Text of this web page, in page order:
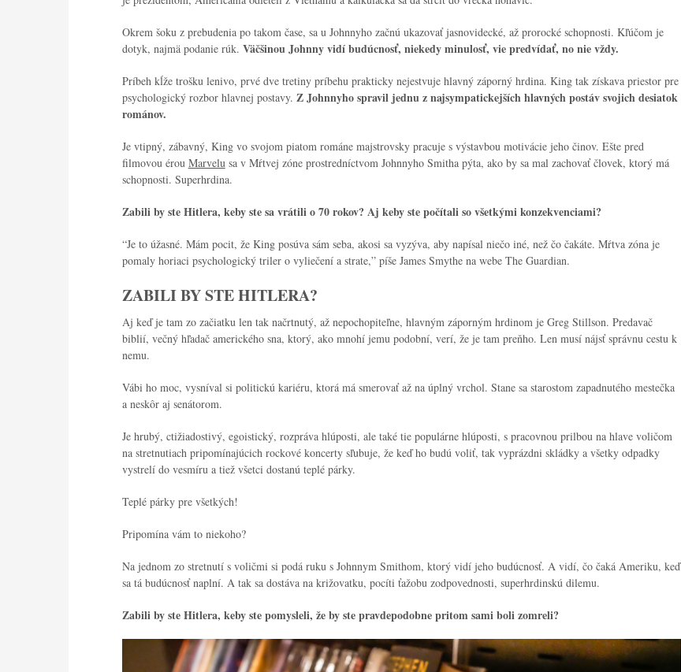
Okrem šoku z prebudenia po takom čase, sa u Johnnyho začnú ukazovať jasnovidecké, až prorocké schopnosti. Kľúčom je
dotyk, najmä podanie rúk. Väčšinou Johnny vidí budúcnosť, niekedy minulosť, vie predvídať, no nie vždy.
Príbeh kĺže trošku lenivo, prvé dve tretiny príbehu prakticky nejestvuje hlavný záporný hrdina. King tak získava priestor pre
psychologický rozbor hlavnej postavy. Z Johnnyho spravil jednu z najsympatickejších hlavných postáv svojich desiatok
románov.
Je vtipný, zábavný, King vo svojom piatom románe majstrovsky pracuje s výstavbou motivácie jeho činov. Ešte pred
filmovou érou Marvelu sa v Mŕtvej zóne prostredníctvom Johnnyho Smitha pýta, ako by sa mal zachovať človek, ktorý má
schopnosti. Superhrdina.
Zabili by ste Hitlera, keby ste sa vrátili o 70 rokov? Aj keby ste počítali so všetkými konzekvenciami?
“Je to úžasné. Mám pocit, že King posúva sám seba, akosi sa vyzýva, aby napísal niečo iné, než čo čakáte. Mŕtva zóna je
pomaly horiaci psychologický triler o vyliečení a strate,” píše James Smythe na webe The Guardian.
ZABILI BY STE HITLERA?
Aj keď je tam zo začiatku len tak načrtnutý, až nepochopiteľne, hlavným záporným hrdinom je Greg Stillson. Predavač
biblií, večný hľadač amerického sna, ktorý, ako mnohí jemu podobní, verí, že je tam preňho. Len musí nájsť správnu cestu k
nemu.
Vábi ho moc, vysníval si politickú kariéru, ktorá má smerovať až na úplný vrchol. Stane sa starostom zapadnutého mestečka
a neskôr aj senátorom.
Je hrubý, ctižiadostivý, egoistický, rozpráva hlúposti, ale také tie populárne hlúposti, s pracovnou prilbou na hlave voličom
na stretnutiach pripomínajúcich rockové koncerty sľubuje, že keď ho budú voliť, tak vyprázdni skládky a všetky odpadky
vystrelí do vesmíru a tiež všetci dostanú teplé párky.
Teplé párky pre všetkých!
Pripomína vám to niekoho?
Na jednom zo stretnutí s voličmi si podá ruku s Johnnym Smithom, ktorý vidí jeho budúcnosť. A vidí, čo čaká Ameriku, keď
sa tá budúcnosť naplní. A tak sa dostáva na križovatku, pocíti ťažobu zodpovednosti, superhrdinskú dilemu.
Zabili by ste Hitlera, keby ste pomysleli, že by ste pravdepodobne pritom sami boli zomreli?